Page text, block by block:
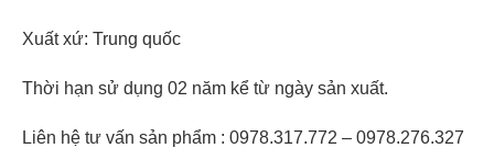
Xuất xứ: Trung quốc
Thời hạn sử dụng 02 năm kể từ ngày sản xuất.
Liên hệ tư vấn sản phẩm : 0978.317.772 – 0978.276.327